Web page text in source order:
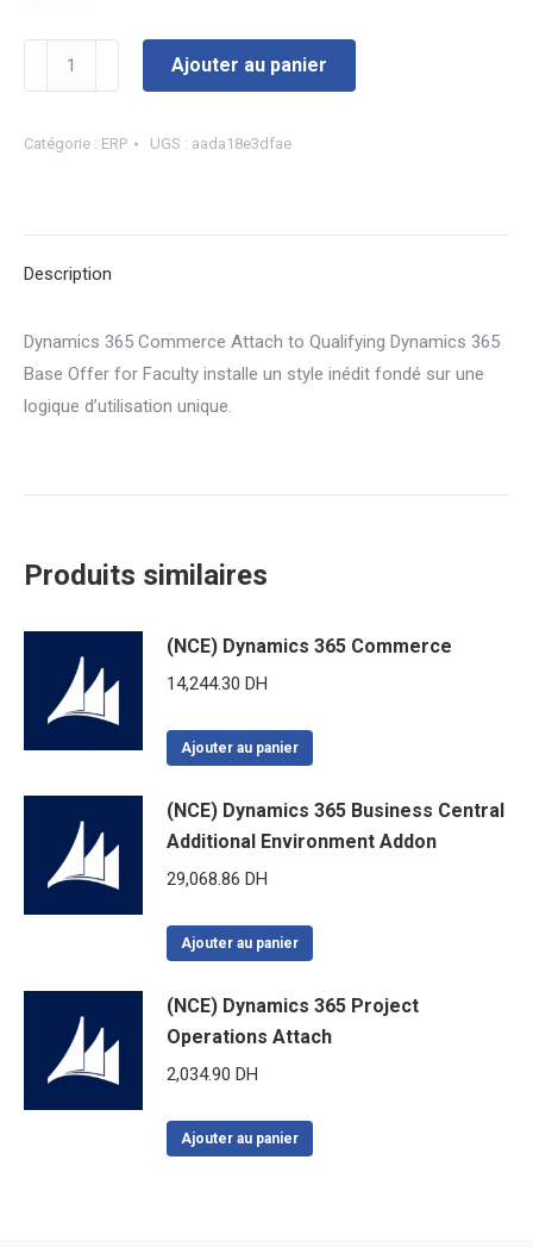
quantité
de
365
Qualifying
365
Base
Offer
Ajouter au panier
Catégorie : ERP UGS : aada18e3dfae
Description
Dynamics 365 Commerce Attach to Qualifying Dynamics 365
Base Offer for Faculty installe un style inédit fondé sur une
logique d’utilisation unique.
Produits similaires
(NCE) Dynamics 365 Commerce
14,244.30 DH
Ajouter au panier
(NCE) Dynamics 365 Business Central
Additional Environment Addon
29,068.86 DH
Ajouter au panier
(NCE) Dynamics 365 Project
Operations Attach
2,034.90 DH
Ajouter au panier